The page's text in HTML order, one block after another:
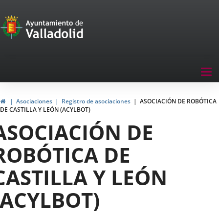
Portal
de
navegación
InicioAsociaciones Registro de asociaciones
ASOCIACIÓN DE ROBÓTICA
DE CASTILLA Y LEÓN (ACYLBOT)
DE
DE
Y LEÓN